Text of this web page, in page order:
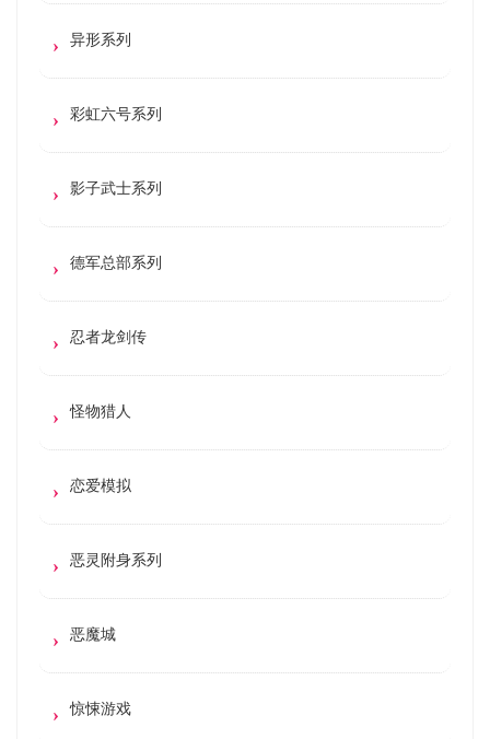
异形系列
彩虹六号系列
影子武士系列
德军总部系列
忍者龙剑传
怪物猎人
恋爱模拟
恶灵附身系列
恶魔城
惊悚游戏